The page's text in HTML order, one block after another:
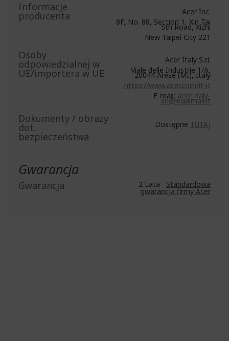
Informacje
producenta
Acer Inc.
8F, No. 88, Section 1, Xin Tai
5th Road, Xizhi
New Taipei City 221
Osoby
odpowiedzialnej w
UE/importera w UE
Acer Italy S.r.l.
Viale delle Industrie 1/A,
20044 Arese (MI), Italy
https://www.acer.com/it-it
E-mail:acer-italy-
srl@legalmail.it
Dokumenty / obrazy
dot.
bezpieczeństwa
Dostępne TUTAJ
Gwarancja
Gwarancja 2 Lata Standardowa
gwarancja firmy Acer